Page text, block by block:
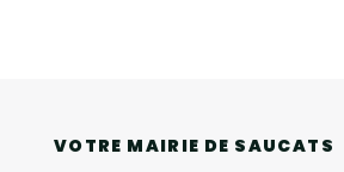
VOTRE MAIRIE DE SAUCATS